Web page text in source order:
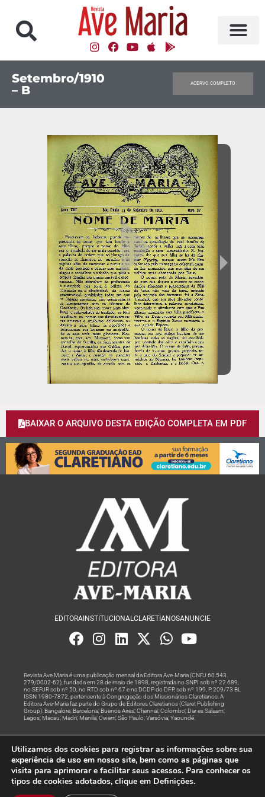
Setembro/1910
– B
ACERVO COMPLETO
BAIXAR O ARQUIVO DESTA EDIÇÃO COMPLETA EM PDF
EDITORA INSTITUCIONALCLARETIANOSANUNCIE
Revista Ave Maria é uma publicação mensal da Editora Ave-Maria (CNPJ 60.543.
279/0002-62), fundada em 28 de maio de 1898, registrada no SNPI sob nº 22.689,
no SEPJR sob nº 50, no RTD sob nº 67 e na DCDP do DFP, sob nº 199, P. 209/73 BL
ISSN 1980-7872, pertencente à Congregação dos Missionários Claretianos. A
Editora Ave-Maria faz parte do Grupo de Editores Claretianos (Claret Publishing
Group). Bangalore; Barcelona; Buenos Aires; Chennai; Colombo; Dar es Salaam;
Lagos; Macau; Madri; Manila; Owerri; São Paulo; Varsóvia; Yaoundé.
Rede
© Todos os Direitos Reservados
Utilizamos dos cookies para registrar as informações sobre sua
experiência de uso em nosso site, bem como as páginas que
visita para aprimorar e facilitar seus acessos. Para conhecer os
tipos de cookies adotados, clique em Definições.